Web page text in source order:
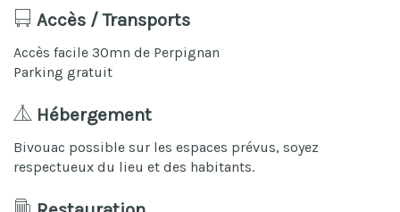
Accès / Transports
Accès facile 30mn de Perpignan
Parking gratuit
Hébergement
Bivouac possible sur les espaces prévus, soyez
respectueux du lieu et des habitants.